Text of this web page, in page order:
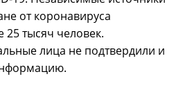
от коронавируса
25 тысяч человек.
лица не подтвердили и